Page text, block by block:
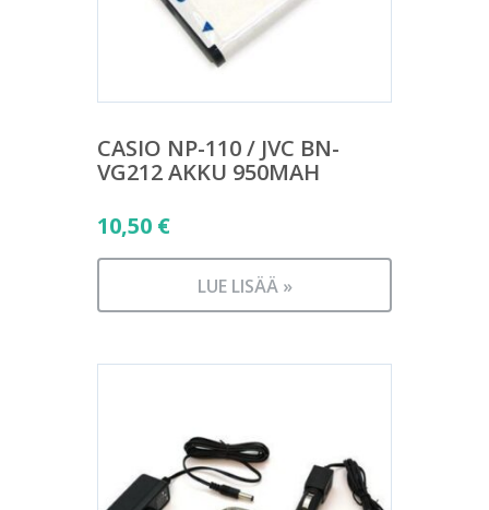
CASIO NP-110 / JVC BN-
VG212 AKKU 950MAH
10,50 €
LUE LISÄÄ »